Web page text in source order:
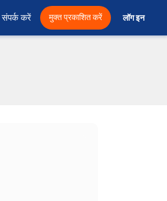
संपर्क करें मुक्त प्रकाशित करें लॉग इन